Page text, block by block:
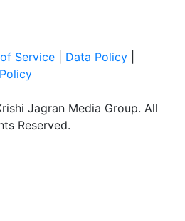
Service Data Policy
Jagran Media Group. All
Reserved.